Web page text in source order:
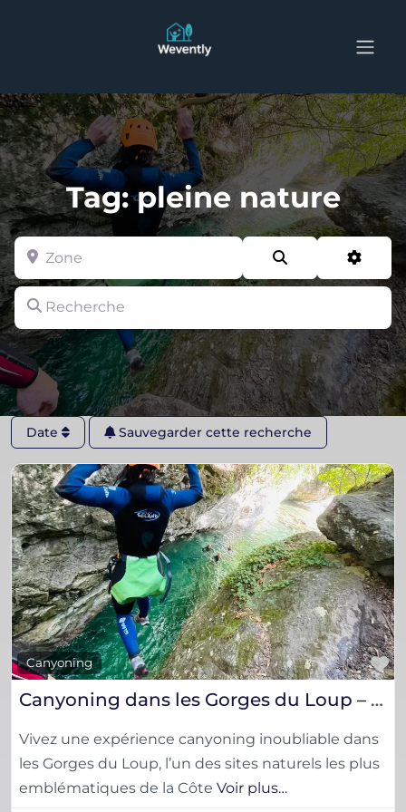
Tag: pleine nature
Recherche
Zone
Date Sauvegarder cette recherche
Canyoning
Canyoning dans les Gorges du Loup – Aventure nature sur la Côte d’Azur
Vivez une expérience canyoning inoubliable dans
les Gorges du Loup, l’un des sites naturels les plus
emblématiques de la Côte Voir plus…